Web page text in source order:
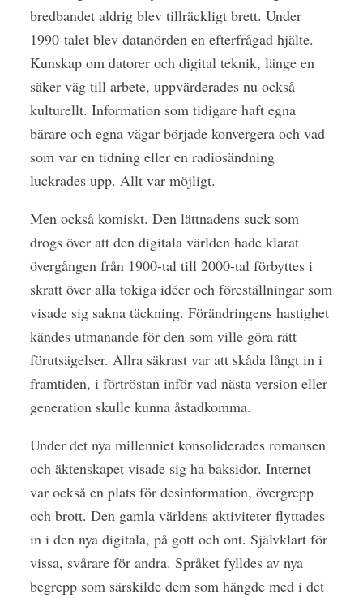
bredbandet aldrig blev tillräckligt brett. Under
1990-talet blev datanörden en efterfrågad hjälte.
Kunskap om datorer och digital teknik, länge en
säker väg till arbete, uppvärderades nu också
kulturellt. Information som tidigare haft egna
bärare och egna vägar började konvergera och vad
som var en tidning eller en radiosändning
luckrades upp. Allt var möjligt.
Men också komiskt. Den lättnadens suck som
drogs över att den digitala världen hade klarat
övergången från 1900-tal till 2000-tal förbyttes i
skratt över alla tokiga idéer och föreställningar som
visade sig sakna täckning. Förändringens hastighet
kändes utmanande för den som ville göra rätt
förutsägelser. Allra säkrast var att skåda långt in i
framtiden, i förtröstan inför vad nästa version eller
generation skulle kunna åstadkomma.
Under det nya millenniet konsoliderades romansen
och äktenskapet visade sig ha baksidor. Internet
var också en plats för desinformation, övergrepp
och brott. Den gamla världens aktiviteter flyttades
in i den nya digitala, på gott och ont. Självklart för
vissa, svårare för andra. Språket fylldes av nya
begrepp som särskilde dem som hängde med i det